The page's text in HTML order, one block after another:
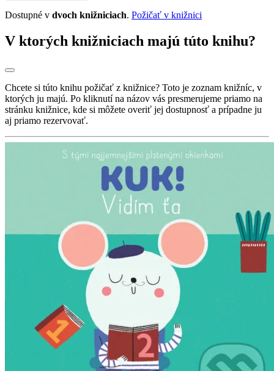
Dostupné v dvoch knižniciach. Požičať v knižnici
V ktorých knižniciach majú túto knihu?
Chcete si túto knihu požičať z knižnice? Toto je zoznam knižníc, v
ktorých ju majú. Po kliknutí na názov vás presmerujeme priamo na
stránku knižnice, kde si môžete overiť jej dostupnosť a prípadne ju
aj priamo rezervovať.